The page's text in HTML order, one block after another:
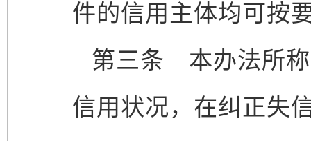
件的信用主体均可按
第三条 本办法所称
信用状况，在纠正失